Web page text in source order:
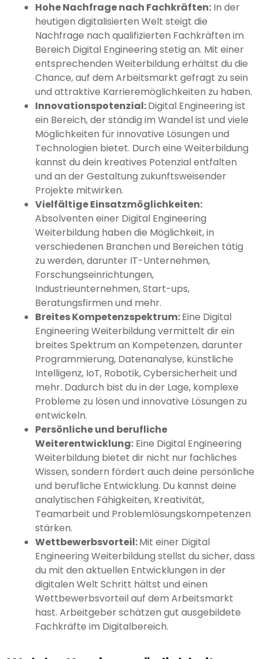
Hohe Nachfrage nach Fachkräften: In der
heutigen digitalisierten Welt steigt die
Nachfrage nach qualifizierten Fachkräften im
Bereich Digital Engineering stetig an. Mit einer
entsprechenden Weiterbildung erhältst du die
Chance, auf dem Arbeitsmarkt gefragt zu sein
und attraktive Karrieremöglichkeiten zu haben.
Innovationspotenzial:Digital Engineering ist
ein Bereich, der ständig im Wandel ist und viele
Möglichkeiten für innovative Lösungen und
Technologien bietet. Durch eine Weiterbildung
kannst du dein kreatives Potenzial entfalten
und an der Gestaltung zukunftsweisender
Projekte mitwirken.
Vielfältige Einsatzmöglichkeiten:
Absolventen einer Digital Engineering
Weiterbildung haben die Möglichkeit, in
verschiedenen Branchen und Bereichen tätig
zu werden, darunter IT-Unternehmen,
Forschungseinrichtungen,
Industrieunternehmen, Start-ups,
Beratungsfirmen und mehr.
Breites Kompetenzspektrum:Eine Digital
Engineering Weiterbildung vermittelt dir ein
breites Spektrum an Kompetenzen, darunter
Programmierung, Datenanalyse, künstliche
Intelligenz, IoT, Robotik, Cybersicherheit und
mehr. Dadurch bist du in der Lage, komplexe
Probleme zu lösen und innovative Lösungen zu
entwickeln.
Persönliche und berufliche
Weiterentwicklung: Eine Digital Engineering
Weiterbildung bietet dir nicht nur fachliches
Wissen, sondern fördert auch deine persönliche
und berufliche Entwicklung. Du kannst deine
analytischen Fähigkeiten, Kreativität,
Teamarbeit und Problemlösungskompetenzen
stärken.
Wettbewerbsvorteil:Mit einer Digital
Engineering Weiterbildung stellst du sicher, dass
du mit den aktuellen Entwicklungen in der
digitalen Welt Schritt hältst und einen
Wettbewerbsvorteil auf dem Arbeitsmarkt
hast. Arbeitgeber schätzen gut ausgebildete
Fachkräfte im Digitalbereich.